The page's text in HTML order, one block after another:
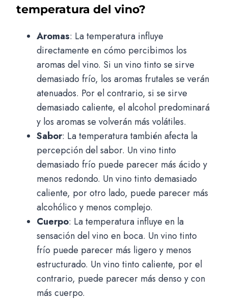
temperatura del vino?
Aromas: La temperatura influye
directamente en cómo percibimos los
aromas del vino. Si un vino tinto se sirve
demasiado frío, los aromas frutales se verán
atenuados. Por el contrario, si se sirve
demasiado caliente, el alcohol predominará
y los aromas se volverán más volátiles.
Sabor: La temperatura también afecta la
percepción del sabor. Un vino tinto
demasiado frío puede parecer más ácido y
menos redondo. Un vino tinto demasiado
caliente, por otro lado, puede parecer más
alcohólico y menos complejo.
Cuerpo: La temperatura influye en la
sensación del vino en boca. Un vino tinto
frío puede parecer más ligero y menos
estructurado. Un vino tinto caliente, por el
contrario, puede parecer más denso y con
más cuerpo.